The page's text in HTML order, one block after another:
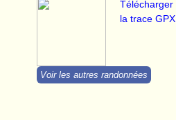
Télécharger
la trace GPX
Voir les autres randonnées